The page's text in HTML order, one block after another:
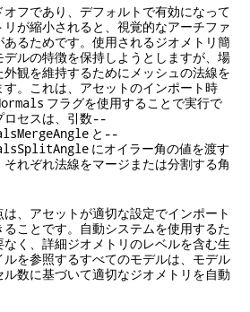
フであり、デフォルトで有効になって
が縮小されると、視覚的なアーチファ
るためです。使用されるジオメトリ簡
ルの特徴を保持しようとしますが、場
観を維持するためにメッシュの法線を
。これは、アセットのインポート時
フラグを使用することで実行で
セスは、引数--
と --
にオイラー角の値を渡す
れぞれ法線をマージまたは分割する角
、アセットが適切な設定でインポート
ことです。自動システムを使用するた
く、詳細ジオメトリのレベルを含む生
を参照するすべてのモデルは、モデル
数に基づいて適切なジオメトリを自動